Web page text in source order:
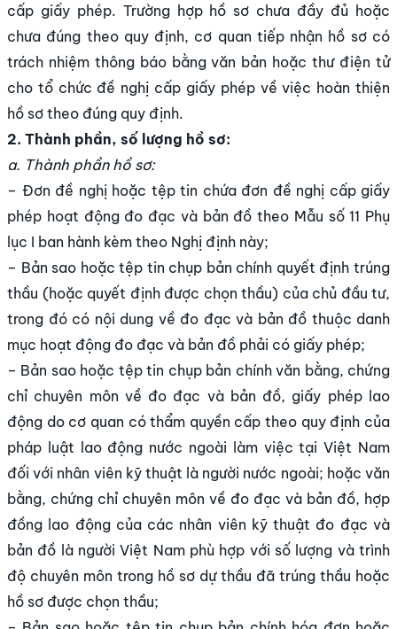
cấp giấy phép. Trường hợp hồ sơ chưa đầy đủ hoặc
chưa đúng theo quy định, cơ quan tiếp nhận hồ sơ có
trách nhiệm thông báo bằng văn bản hoặc thư điện tử
cho tổ chức đề nghị cấp giấy phép về việc hoàn thiện
hồ sơ theo đúng quy định.
2. Thành phần, số lượng hồ sơ:
a. Thành phần hồ sơ:
– Đơn đề nghị hoặc tệp tin chứa đơn đề nghị cấp giấy
phép hoạt động đo đạc và bản đồ theo Mẫu số 11 Phụ
lục I ban hành kèm theo Nghị định này;
– Bản sao hoặc tệp tin chụp bản chính quyết định trúng
thầu (hoặc quyết định được chọn thầu) của chủ đầu tư,
trong đó có nội dung về đo đạc và bản đồ thuộc danh
mục hoạt động đo đạc và bản đồ phải có giấy phép;
– Bản sao hoặc tệp tin chụp bản chính văn bằng, chứng
chỉ chuyên môn về đo đạc và bản đồ, giấy phép lao
động do cơ quan có thẩm quyền cấp theo quy định của
pháp luật lao động nước ngoài làm việc tại Việt Nam
đối với nhân viên kỹ thuật là người nước ngoài; hoặc văn
bằng, chứng chỉ chuyên môn về đo đạc và bản đồ, hợp
đồng lao động của các nhân viên kỹ thuật đo đạc và
bản đồ là người Việt Nam phù hợp với số lượng và trình
độ chuyên môn trong hồ sơ dự thầu đã trúng thầu hoặc
hồ sơ được chọn thầu;